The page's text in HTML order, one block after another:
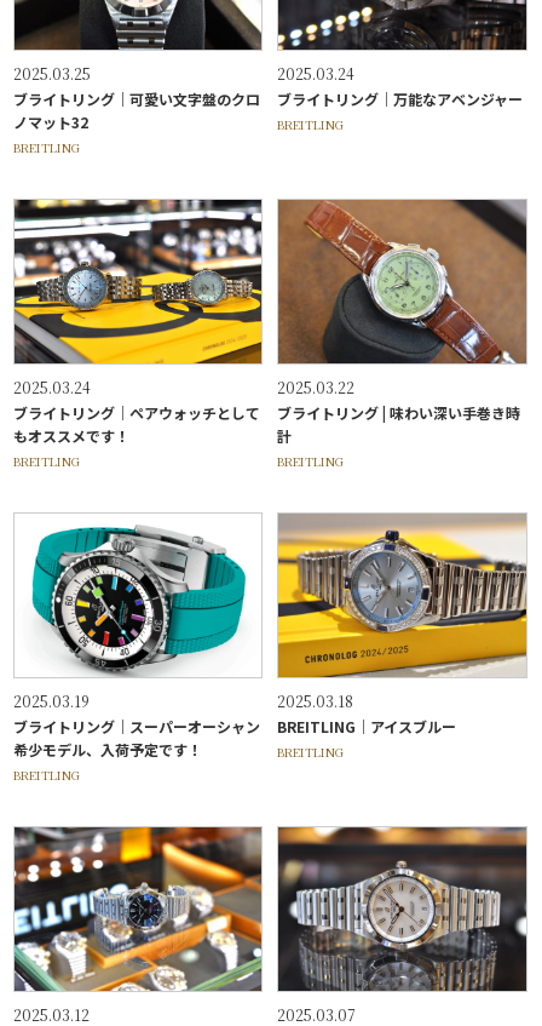
2025.03.25
ブライトリング｜可愛い文字盤のクロ
ノマット32
BREITLING
2025.03.24
ブライトリング｜万能なアベンジャー
BREITLING
2025.03.24
ブライトリング｜ペアウォッチとして
もオススメです！
BREITLING
2025.03.22
ブライトリング | 味わい深い手巻き時
計
BREITLING
2025.03.19
ブライトリング｜スーパーオーシャン
希少モデル、入荷予定です！
BREITLING
2025.03.18
BREITLING｜アイスブルー
BREITLING
2025.03.12
2025.03.07